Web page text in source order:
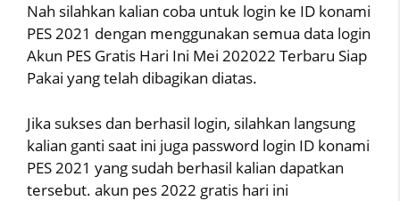
Nah silahkan kalian coba untuk login ke ID konami
PES 2021 dengan menggunakan semua data login
Akun PES Gratis Hari Ini Mei 202022 Terbaru Siap
Pakai yang telah dibagikan diatas.
Jika sukses dan berhasil login, silahkan langsung
kalian ganti saat ini juga password login ID konami
PES 2021 yang sudah berhasil kalian dapatkan
tersebut. akun pes 2022 gratis hari ini